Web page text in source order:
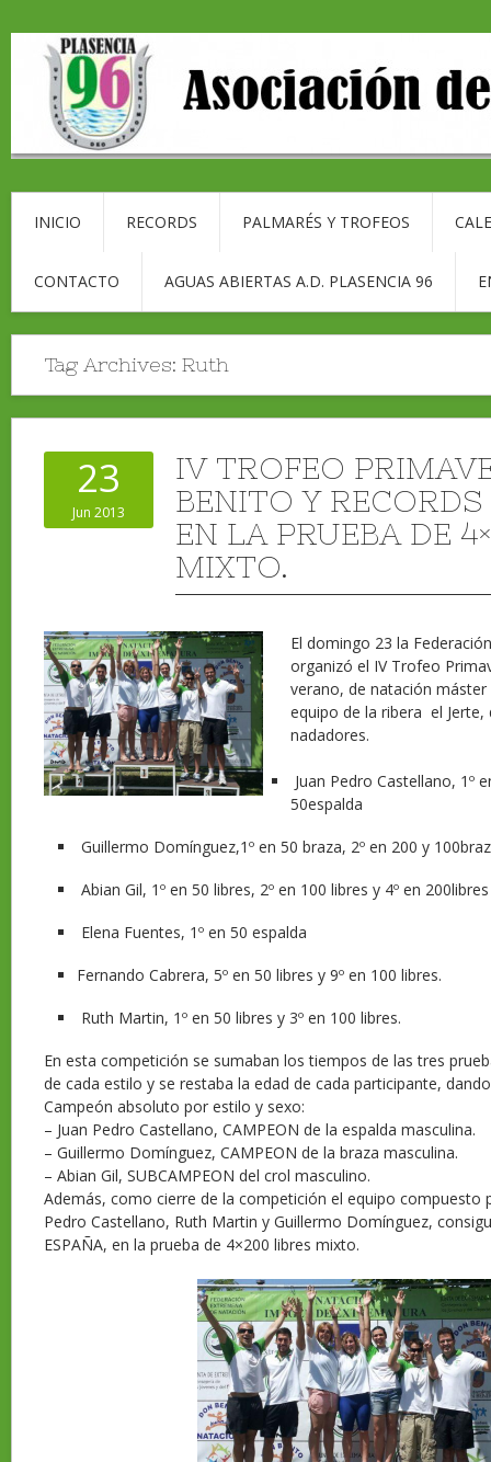
INICIO RECORDS PALMARÉS Y TROFEOS
CONTACTO AGUAS ABIERTAS A.D. PLASENCIA 96
Tag Archives: Ruth
23
Jun 2013
IV TROFEO
BENITO Y
EN LA PRUEBA DE
MIXTO.
El domingo 23 la
organizó el IV Trofeo
verano, de natación
equipo de la ribera el Jerte,
nadadores.
Juan Pedro Castellano, 1º
50espalda
Guillermo Domínguez,1º en 50 braza, 2º en 200 y
Abian Gil, 1º en 50 libres, 2º en 100 libres y 4º en 200libres
Elena Fuentes, 1º en 50 espalda
Fernando Cabrera, 5º en 50 libres y 9º en 100 libres.
Ruth Martin, 1º en 50 libres y 3º en 100 libres.
En esta competición se sumaban los tiempos de las tres
de cada estilo y se restaba la edad de cada participante,
Campeón absoluto por estilo y sexo:
– Juan Pedro Castellano, CAMPEON de la espalda masculina.
– Guillermo Domínguez, CAMPEON de la braza masculina.
– Abian Gil, SUBCAMPEON del crol masculino.
Además, como cierre de la competición el equipo compuesto
Pedro Castellano, Ruth Martin y Guillermo Domínguez,
ESPAÑA, en la prueba de 4×200 libres mixto.